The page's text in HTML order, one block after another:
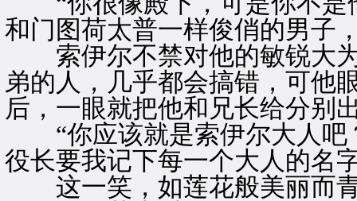
和门图荷太普一样俊俏的男子
索伊尔不禁对他的敏锐大为
弟的人，几乎都会搞错，可他
后，一眼就把他和兄长给分别
“你应该就是索伊尔大人吧
役长要我记下每一个大人的名
这一笑，如莲花般美丽而青